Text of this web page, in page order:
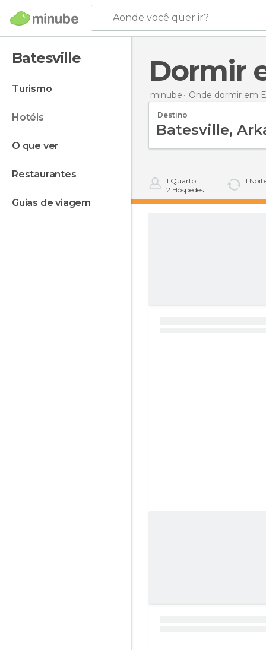
Aonde você quer ir?
Batesville
turismo
hotéis
o que ver
restaurantes
guias de viagem
minube Onde dormir em
Destino
1 Quarto
2 Hóspedes
1